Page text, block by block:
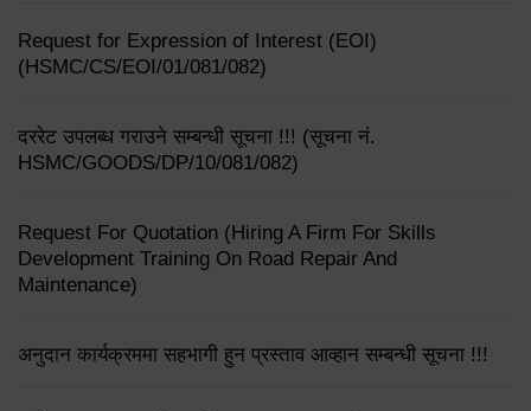
Request for Expression of Interest (EOI)
(HSMC/CS/EOI/01/081/082)
दररेट उपलब्ध गराउने सम्बन्धी सूचना !!! (सूचना नं.
HSMC/GOODS/DP/10/081/082)
Request For Quotation (Hiring A Firm For Skills
Development Training On Road Repair And
Maintenance)
अनुदान कार्यक्रममा सहभागी हुन प्रस्ताव आव्हान सम्बन्धी सूचना !!!